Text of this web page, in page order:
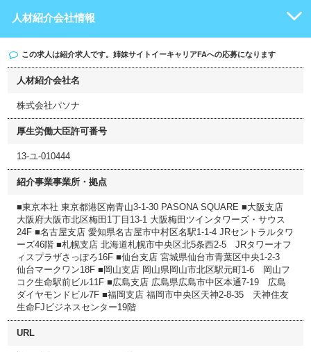
人材紹介会社情報
この求人は紹介求人です。姉妹サイト イーキャリアFAへの応募になります
人材紹介会社名
株式会社パソナ
厚生労働大臣許可番号
13-ユ-010444
紹介事業事業所・拠点
■東京本社 東京都港区南青山3-1-30 PASONA SQUARE ■大阪支店
大阪府大阪市北区梅田1丁目13-1 大阪梅田ツインタワーズ・サウス
24F ■名古屋支店 愛知県名古屋市中村区名駅1-1-4 JRセントラルタワ
ーズ46階 ■札幌支店 北海道札幌市中央区北5条西2-5 JRタワーオフ
ィスプラザさっぽろ16F ■仙台支店 宮城県仙台市青葉区中央1-2-3
仙台マークワン18F ■岡山支店 岡山県岡山市北区駅元町1-6 岡山フ
コク生命駅前ビル11F ■広島支店 広島県広島市中区本通7-19 広島
ダイヤモンドビル7F ■福岡支店 福岡市中央区天神2-8-35 天神住友
生命FJビジネスセンター19階
URL